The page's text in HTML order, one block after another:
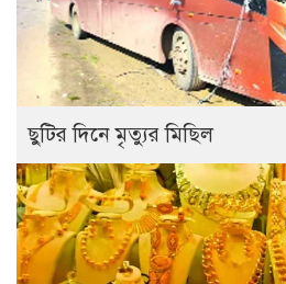
ছুটির দিনে মৃত্যুর মিছিল